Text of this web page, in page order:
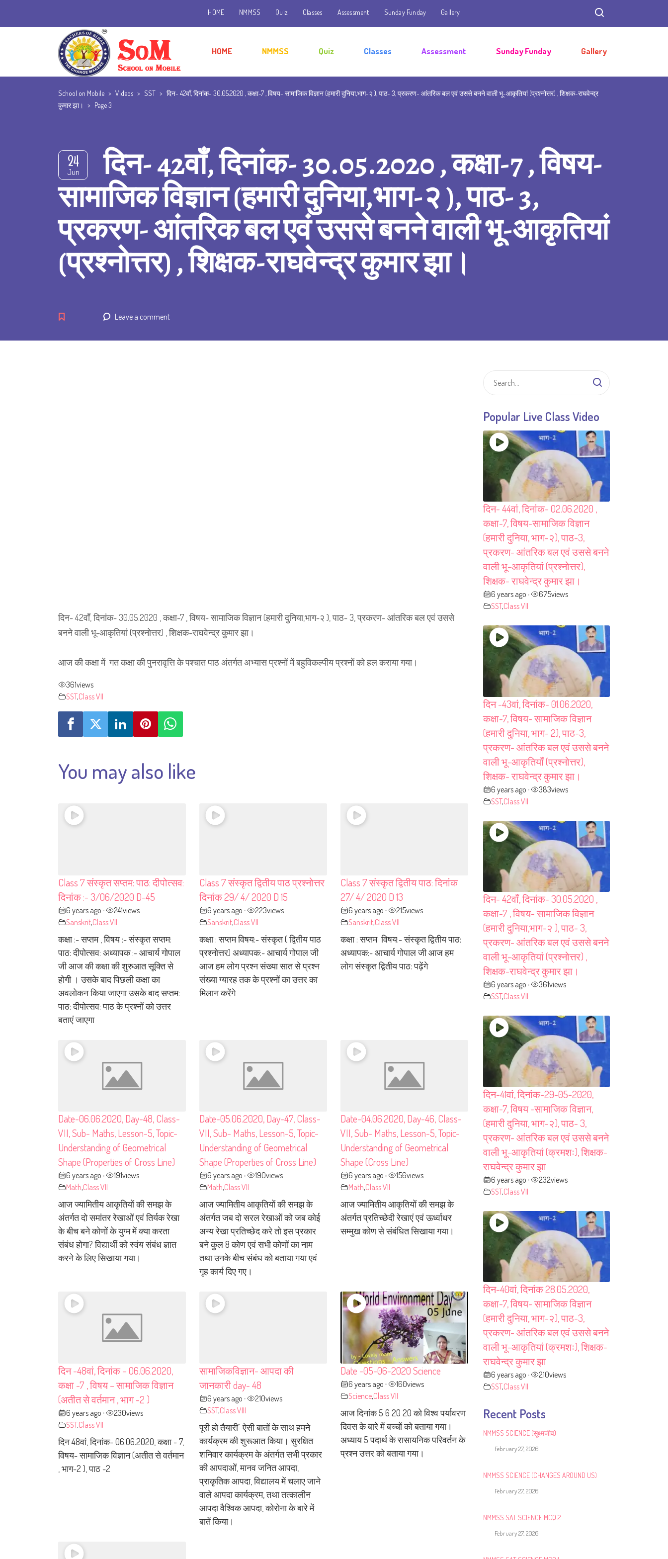
HOME NMMSS Quiz Classes Assessment Sunday Funday Gallery
HOME NMMSS Quiz Classes Assessment Sunday Funday Gallery
School on Mobile > Videos > SST > दिन- 42वाँ, दिनांक- 30.05.2020 , कक्षा-7 , विषय- सामाजिक विज्ञान (हमारी दुनिया,भाग-२ ), पाठ- 3, प्रकरण- आंतरिक बल एवं उससे बनने वाली भू-आकृतियां (प्रश्नोत्तर) , शिक्षक-राघवेन्द्र
कुमार झा।
> Page 3
24
Jun
दिन- 42वाँ, दिनांक- 30.05.2020 , कक्षा-7 , विषय-
सामाजिक विज्ञान (हमारी दुनिया,भाग-२ ), पाठ- 3,
प्रकरण- आंतरिक बल एवं उससे बनने वाली भू-आकृतियां
(प्रश्नोत्तर) , शिक्षक-राघवेन्द्र कुमार झा।
Leave a comment
दिन- 42वाँ, दिनांक- 30.05.2020 , कक्षा-7 , विषय- सामाजिक विज्ञान (हमारी दुनिया,भाग-२ ), पाठ- 3, प्रकरण- आंतरिक बल एवं उससे
बनने वाली भू-आकृतियां (प्रश्नोत्तर) , शिक्षक-राघवेन्द्र कुमार झा।
आज की कक्षा में गत कक्षा की पुनरावृत्ति के पश्चात पाठ अंतर्गत अभ्यास प्रश्नों में बहुविकल्पीय प्रश्नों को हल कराया गया।
361views
SST,Class VII
You may also like
Class 7 संस्कृत सप्तम: पाठ: दीपोत्सव:
दिनांक :- 3/06/2020 D-45
6 years ago • 241views
Sanskrit,Class VII
कक्षा :- सप्तम , विषय :- संस्कृत सप्तम:
पाठ: दीपोत्सव: अध्यापक :- आचार्य गोपाल
जी आज की कक्षा की शुरुआत सूक्ति से
होगी । उसके बाद पिछली कक्षा का
अवलोकन किया जाएगा उसके बाद सप्तम:
पाठ: दीपोत्सव: पाठ के प्रश्नों को उत्तर
बताएं जाएगा
Class 7 संस्कृत द्वितीय पाठ प्रश्नोत्तर
दिनांक 29/ 4/ 2020 D 15
6 years ago • 223views
Sanskrit,Class VII
कक्षा : सप्तम विषय:- संस्कृत ( द्वितीय पाठ
प्रश्नोत्तर) अध्यापक:- आचार्य गोपाल जी
आज हम लोग प्रश्न संख्या सात से प्रश्न
संख्या ग्यारह तक के प्रश्नों का उत्तर का
मिलान करेंगे
Class 7 संस्कृत द्वितीय पाठ: दिनांक
27/ 4/ 2020 D 13
6 years ago • 215views
Sanskrit,Class VII
कक्षा : सप्तम विषय:- संस्कृत द्वितीय पाठ:
अध्यापक:- आचार्य गोपाल जी आज हम
लोग संस्कृत द्वितीय पाठ: पढ़ेंगे
Date-06.06.2020, Day-48, Class-
VII, Sub- Maths, Lesson-5, Topic-
Understanding of Geometrical
Shape (Properties of Cross Line)
6 years ago • 191views
Math,Class VII
आज ज्यामितीय आकृतियों की समझ के
अंतर्गत दो समांतर रेखाओं एवं तिर्यक रेखा
के बीच बने कोणों के युग्म में क्या करता
संबंध होगा? विद्यार्थी को स्वंय संबंध ज्ञात
करने के लिए सिखाया गया।
Date-05.06.2020, Day-47, Class-
VII, Sub- Maths, Lesson-5, Topic-
Understanding of Geometrical
Shape (Properties of Cross Line)
6 years ago • 190views
Math,Class VII
आज ज्यामितीय आकृतियों की समझ के
अंतर्गत जब दो सरल रेखाओं को जब कोई
अन्य रेखा प्रतिच्छेद करे तो इस प्रकार
बने कुल 8 कोण एवं सभी कोणों का नाम
तथा उनके बीच संबंध को बताया गया एवं
गृह कार्य दिए गए।
Date-04.06.2020, Day-46, Class-
VII, Sub- Maths, Lesson-5, Topic-
Understanding of Geometrical
Shape (Cross Line)
6 years ago • 156views
Math,Class VII
आज ज्यामितीय आकृतियों की समझ के
अंतर्गत प्रतिच्छेदी रेखाएं एवं ऊर्ध्वाधर
सम्मुख कोण से संबंधित सिखाया गया।
दिन -48वां, दिनांक – 06.06.2020,
कक्षा -7 , विषय – सामाजिक विज्ञान
(अतीत से वर्तमान , भाग -2 )
6 years ago • 230views
SST,Class VII
दिन 48वां, दिनांक- 06.06.2020, कक्षा - 7,
विषय- सामाजिक विज्ञान (अतीत से वर्तमान
, भाग-2 ), पाठ -2
सामाजिकविज्ञान- आपदा की
जानकारी day- 48
6 years ago • 210views
SST,Class VIII
पूरी हो तैयारी" ऐसी बातों के साथ हमने
कार्यक्रम की शुरूआत किया। सुरक्षित
शनिवार कार्यक्रम के अंतर्गत सभी प्रकार
की आपदाओं, मानव जनित आपदा,
प्राकृतिक आपदा, विद्यालय में चलाए जाने
वाले आपदा कार्यक्रम, तथा तत्कालीन
आपदा वैश्विक आपदा, कोरोना के बारे में
बातें किया।
Date -05-06-2020 Science
6 years ago • 160views
Science,Class VII
आज दिनांक 5 6 20 20 को विश्व पर्यावरण
दिवस के बारे में बच्चों को बताया गया।
अध्याय 5 पदार्थ के रासायनिक परिवर्तन के
प्रश्न उत्तर को बताया गया।
Popular Live Class Video
दिन- 44वां, दिनांक- 02.06.2020 ,
कक्षा-7, विषय-सामाजिक विज्ञान
(हमारी दुनिया, भाग-२), पाठ-3,
प्रकरण- आंतरिक बल एवं उससे बनने
वाली भू-आकृतियां (प्रश्नोत्तर),
शिक्षक- राघवेन्द्र कुमार झा।
6 years ago • 675views
SST,Class VII
दिन -43वां, दिनांक- 01.06.2020,
कक्षा-7, विषय- सामाजिक विज्ञान
(हमारी दुनिया, भाग- 2), पाठ-3,
प्रकरण- आंतरिक बल एवं उससे बनने
वाली भू-आकृतियाँ (प्रश्नोत्तर),
शिक्षक- राघवेन्द्र कुमार झा।
6 years ago • 383views
SST,Class VII
दिन- 42वाँ, दिनांक- 30.05.2020 ,
कक्षा-7 , विषय- सामाजिक विज्ञान
(हमारी दुनिया,भाग-२ ), पाठ- 3,
प्रकरण- आंतरिक बल एवं उससे बनने
वाली भू-आकृतियां (प्रश्नोत्तर) ,
शिक्षक-राघवेन्द्र कुमार झा।
6 years ago • 361views
SST,Class VII
दिन-41वां, दिनांक-29-05-2020,
कक्षा-7, विषय -सामाजिक विज्ञान,
(हमारी दुनिया, भाग-२), पाठ- 3,
प्रकरण- आंतरिक बल एवं उससे बनने
वाली भू-आकृतियां (क्रमशः), शिक्षक-
राघवेन्द्र कुमार झा
6 years ago • 232views
SST,Class VII
दिन-40वां, दिनांक 28.05.2020,
कक्षा-7, विषय- सामाजिक विज्ञान
(हमारी दुनिया, भाग-२), पाठ-3,
प्रकरण- आंतरिक बल एवं उससे बनने
वाली भू-आकृतियां (क्रमशः), शिक्षक-
राघवेन्द्र कुमार झा
6 years ago • 210views
SST,Class VII
Recent Posts
NMMSS SCIENCE (सूक्ष्मजीव)
February 27, 2026
NMMSS SCIENCE (CHANGES AROUND US)
February 27, 2026
NMMSS SAT SCIENCE MCQ 2
February 27, 2026